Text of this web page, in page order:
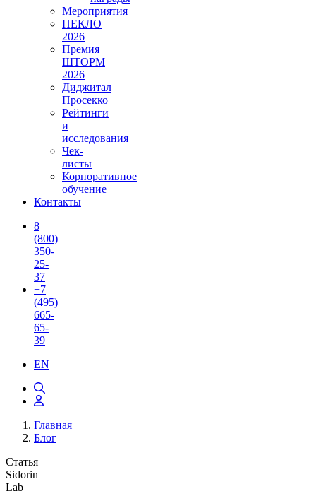
Мероприятия
ПЕКЛО
2026
Премия
ШТОРМ
2026
Диджитал
Просекко
Рейтинги
и
исследования
Чек-
листы
Корпоративное
обучение
Контакты
8
(800)
350-
25-
37
+7
(495)
665-
65-
39
EN
Главная
Блог
Статья
Sidorin
Lab